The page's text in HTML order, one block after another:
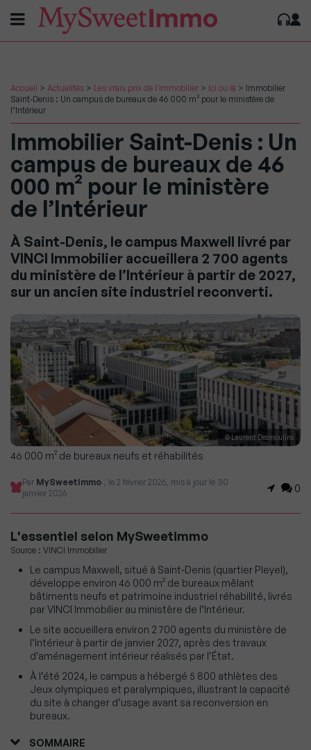
Accueil > Actualités > Les vrais prix de l'immobilier > Ici ou là > Immobilier
Saint-Denis : Un campus de bureaux de 46 000 m² pour le ministère de
l’Intérieur
Immobilier Saint-Denis : Un
campus de bureaux de 46
000 m² pour le ministère
de l’Intérieur
À Saint-Denis, le campus Maxwell livré par
VINCI Immobilier accueillera 2 700 agents
du ministère de l’Intérieur à partir de 2027,
sur un ancien site industriel reconverti.
© Laurent Desmoulins
46 000 m² de bureaux neufs et réhabilités
Par MySweetImmo , le 2 février 2026, mis à jour le 30
janvier 2026
0
L'essentiel selon MySweetimmo
Source : VINCI Immobilier
Le campus Maxwell, situé à Saint-Denis (quartier Pleyel),
développe environ 46 000 m² de bureaux mêlant
bâtiments neufs et patrimoine industriel réhabilité, livrés
par VINCI Immobilier au ministère de l’Intérieur.
Le site accueillera environ 2 700 agents du ministère de
l’Intérieur à partir de janvier 2027, après des travaux
d’aménagement intérieur réalisés par l’État.
À l’été 2024, le campus a hébergé 5 800 athlètes des
Jeux olympiques et paralympiques, illustrant la capacité
du site à changer d’usage avant sa reconversion en
bureaux.
SOMMAIRE